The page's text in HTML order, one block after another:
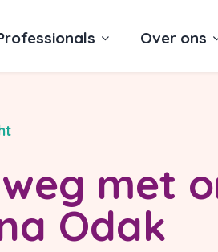
Over ons
met
Odak